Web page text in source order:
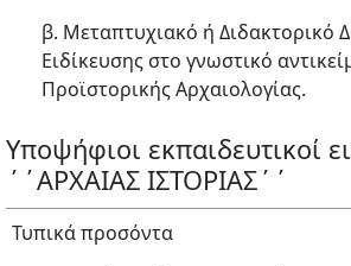
β. Μεταπτυχιακό ή Διδακτορικό
Ειδίκευσης στο γνωστικό
Προϊστορικής Αρχαιολογίας.
Υποψήφιοι εκπαιδευτικοί
΄΄ΑΡΧΑΙΑΣ ΙΣΤΟΡΙΑΣ΄΄
Τυπικά προσόντα